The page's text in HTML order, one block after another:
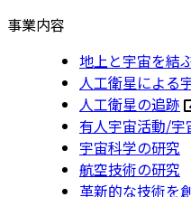
事業内容
地上と宇宙を結
人工衛星による
人工衛星の追跡
有人宇宙活動/宇
宇宙科学の研究
航空技術の研究
革新的な技術を